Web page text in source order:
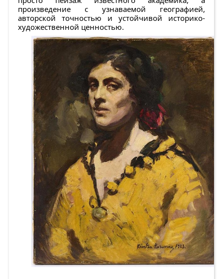
произведение с узнаваемой географией,
авторской точностью и устойчивой историко-
художественной ценностью.